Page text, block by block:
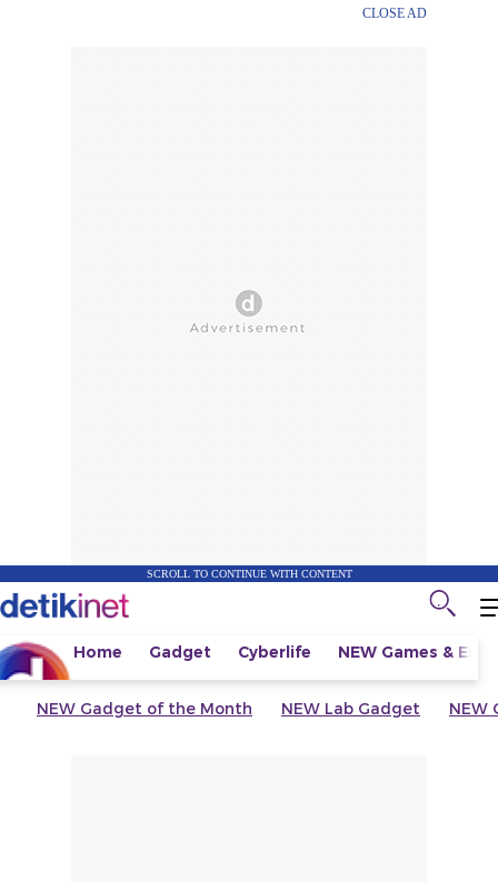
CLOSE AD
SCROLL TO CONTINUE WITH CONTENT
Home Gadget Cyberlife NEW Games &
NEW Gadget of the Month NEW Lab Gadget NEW